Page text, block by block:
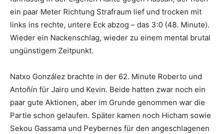
ein paar Meter Richtung Strafraum lief und trocken mit
links ins rechte, untere Eck abzog – das 3:0 (48. Minute).
Wieder ein Nackenschlag, wieder zu einem mental brutal
ungünstigem Zeitpunkt.
Natxo González brachte in der 62. Minute Roberto und
Antoñín für Jairo und Kevin. Beide hatten zwar noch ein
paar gute Aktionen, aber im Grunde genommen war die
Partie schon gelaufen. Später kamen noch Hicham sowie
Sekou Gassama und Peybernes für den angeschlagenen